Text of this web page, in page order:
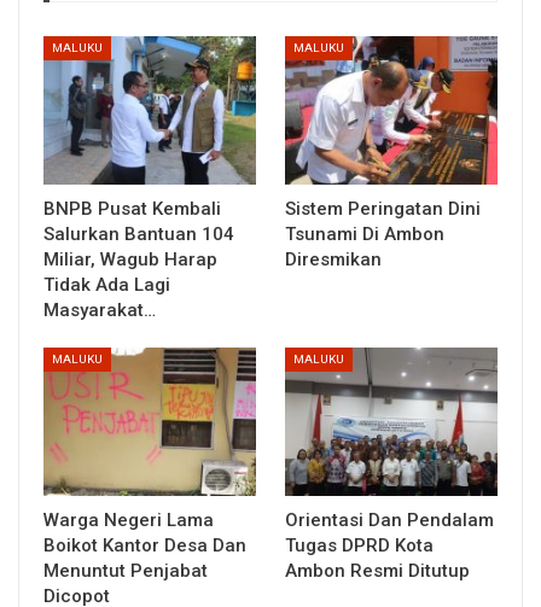
MALUKU
BNPB Pusat Kembali
Salurkan Bantuan 104
Miliar, Wagub Harap
Tidak Ada Lagi
Masyarakat…
MALUKU
Sistem Peringatan Dini
Tsunami Di Ambon
Diresmikan
MALUKU
Warga Negeri Lama
Boikot Kantor Desa Dan
Menuntut Penjabat
Dicopot
MALUKU
Orientasi Dan Pendalam
Tugas DPRD Kota
Ambon Resmi Ditutup